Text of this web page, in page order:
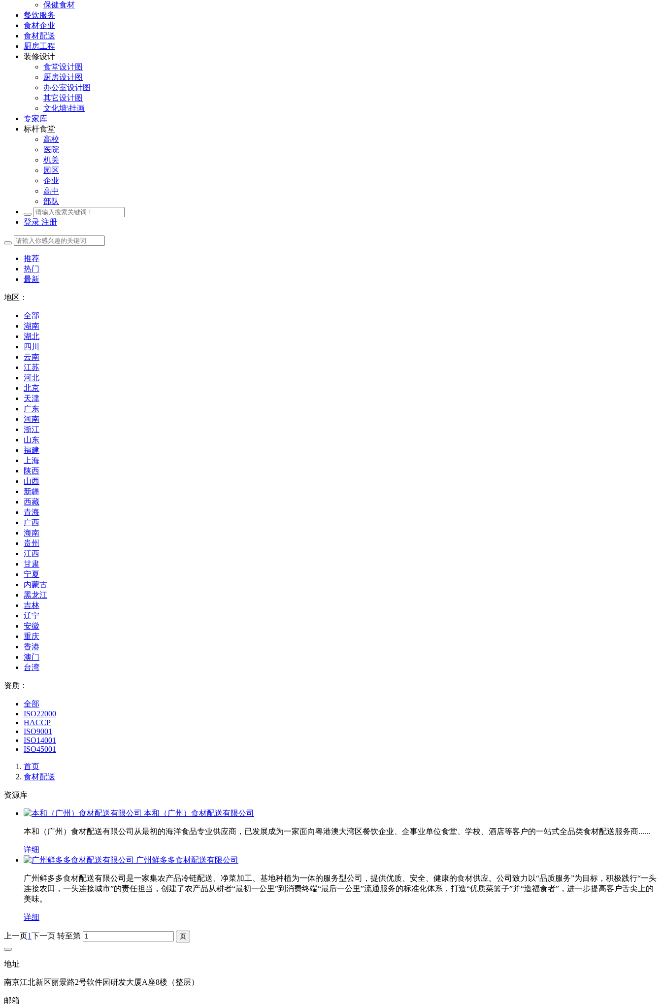
保健食材
餐饮服务
食材企业
食材配送
厨房工程
装修设计
食堂设计图
厨房设计图
办公室设计图
其它设计图
文化墙\挂画
专家库
标杆食堂
高校
医院
机关
园区
企业
高中
部队
登录 注册
推荐
热门
最新
地区：
全部
湖南
湖北
四川
云南
江苏
河北
北京
天津
广东
河南
浙江
山东
福建
上海
陕西
山西
新疆
西藏
青海
广西
海南
贵州
江西
甘肃
宁夏
内蒙古
黑龙江
吉林
辽宁
安徽
重庆
香港
澳门
台湾
资质：
全部
ISO22000
HACCP
ISO9001
ISO14001
ISO45001
首页
食材配送
资源库
本和（广州）食材配送有限公司
本和（广州）食材配送有限公司从最初的海洋食品专业供应商，已发展成为一家面向粤港澳大湾区餐饮企业、企事业单位食堂、学校、酒店等客户的一站式全品类食材配送服务商......
详细
广州鲜多多食材配送有限公司
广州鲜多多食材配送有限公司是一家集农产品冷链配送、净菜加工、基地种植为一体的服务型公司，提供优质、安全、健康的食材供应。公司致力以“品质服务”为目标，积极践行“一头
连接农田，一头连接城市”的责任担当，创建了农产品从耕者“最初一公里”到消费终端“最后一公里”流通服务的标准化体系，打造“优质菜篮子”并“造福食者”，进一步提高客户舌尖上的
美味。
详细
上一页1下一页 转至第
地址
南京江北新区丽景路2号软件园研发大厦A座8楼（整层）
邮箱